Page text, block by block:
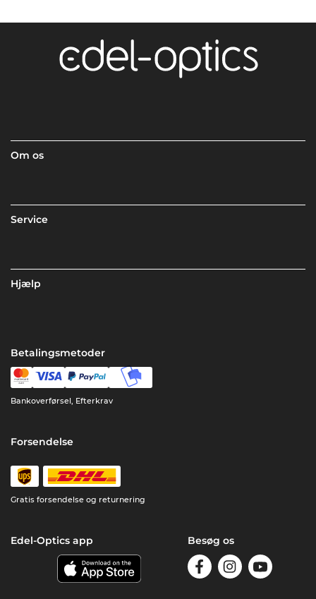
Om os
Service
Hjælp
Betalingsmetoder
Bankoverførsel, Efterkrav
Forsendelse
Gratis forsendelse og returnering
Edel-Optics app Besøg os